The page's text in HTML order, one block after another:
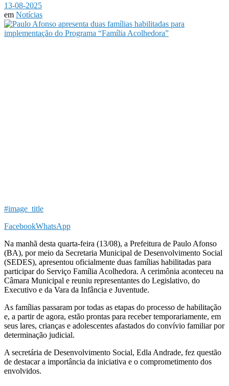
13-08-2025
em Notícias
#image_title
FacebookWhatsApp
Na manhã desta quarta-feira (13/08), a Prefeitura de Paulo Afonso
(BA), por meio da Secretaria Municipal de Desenvolvimento Social
(SEDES), apresentou oficialmente duas famílias habilitadas para
participar do Serviço Família Acolhedora. A cerimônia aconteceu na
Câmara Municipal e reuniu representantes do Legislativo, do
Executivo e da Vara da Infância e Juventude.
As famílias passaram por todas as etapas do processo de habilitação
e, a partir de agora, estão prontas para receber temporariamente, em
seus lares, crianças e adolescentes afastados do convívio familiar por
determinação judicial.
A secretária de Desenvolvimento Social, Edla Andrade, fez questão
de destacar a importância da iniciativa e o comprometimento dos
envolvidos.